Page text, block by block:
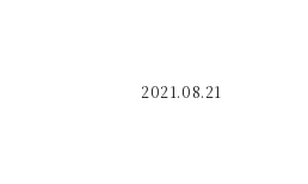
2021.08.21